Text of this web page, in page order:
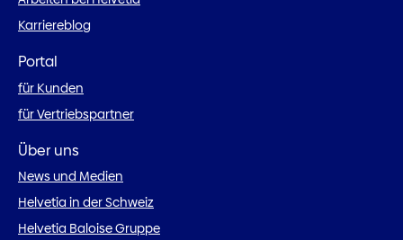
Karriereblog
Portal
für Kunden
für Vertriebspartner
Über uns
News und Medien
Helvetia in der Schweiz
Helvetia Baloise Gruppe